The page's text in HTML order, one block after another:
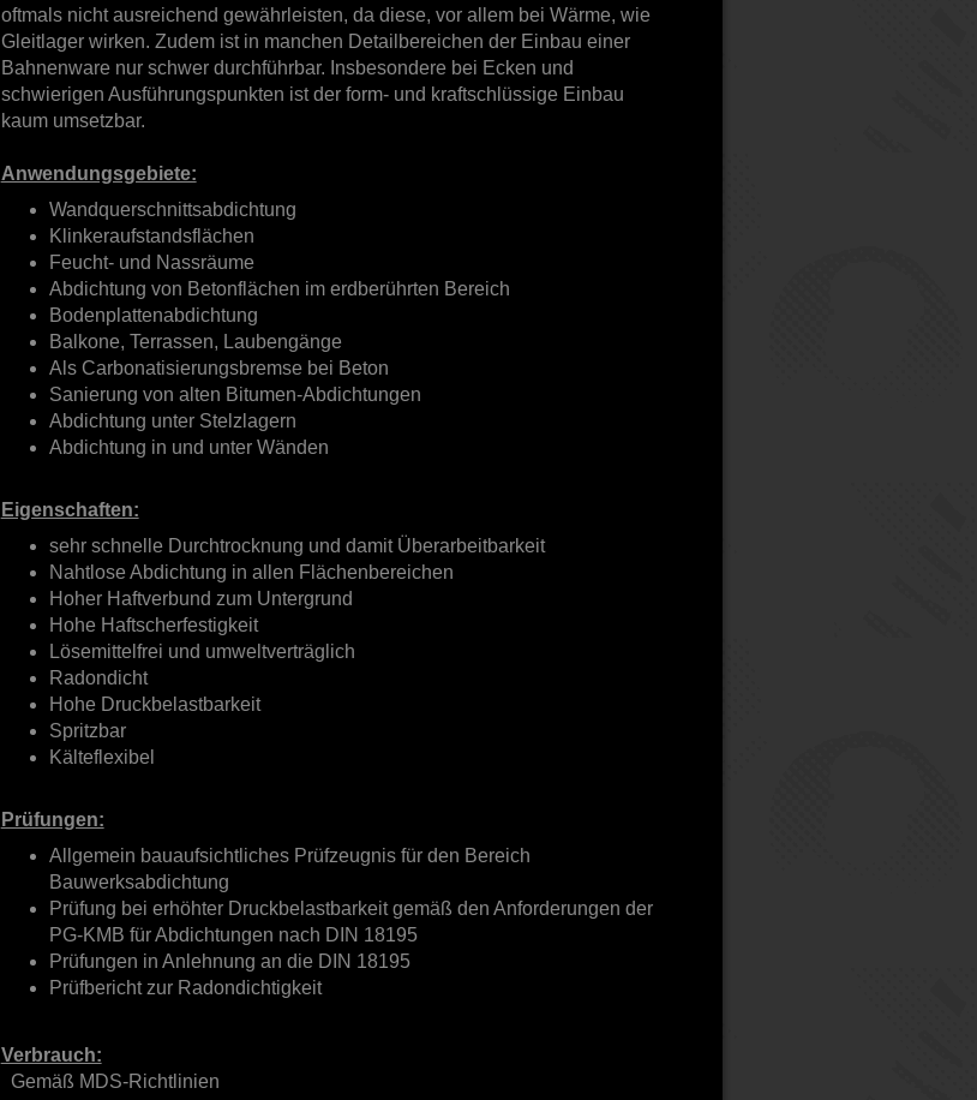
oftmals nicht ausreichend gewährleisten, da diese, vor allem bei Wärme, wie
Gleitlager wirken. Zudem ist in manchen Detailbereichen der Einbau einer
Bahnenware nur schwer durchführbar. Insbesondere bei Ecken und
schwierigen Ausführungspunkten ist der form- und kraftschlüssige Einbau
kaum umsetzbar.
Anwendungsgebiete:
Wandquerschnittsabdichtung
Klinkeraufstandsflächen
Feucht- und Nassräume
Abdichtung von Betonflächen im erdberührten Bereich
Bodenplattenabdichtung
Balkone, Terrassen, Laubengänge
Als Carbonatisierungsbremse bei Beton
Sanierung von alten Bitumen-Abdichtungen
Abdichtung unter Stelzlagern
Abdichtung in und unter Wänden
Eigenschaften:
sehr schnelle Durchtrocknung und damit Überarbeitbarkeit
Nahtlose Abdichtung in allen Flächenbereichen
Hoher Haftverbund zum Untergrund
Hohe Haftscherfestigkeit
Lösemittelfrei und umweltverträglich
Radondicht
Hohe Druckbelastbarkeit
Spritzbar
Kälteflexibel
Prüfungen:
Allgemein bauaufsichtliches Prüfzeugnis für den Bereich
Bauwerksabdichtung
Prüfung bei erhöhter Druckbelastbarkeit gemäß den Anforderungen der
PG-KMB für Abdichtungen nach DIN 18195
Prüfungen in Anlehnung an die DIN 18195
Prüfbericht zur Radondichtigkeit
Verbrauch:
Gemäß MDS-Richtlinien